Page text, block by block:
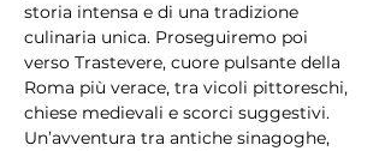
storia intensa e di una tradizione
culinaria unica. Proseguiremo poi
verso Trastevere, cuore pulsante della
Roma più verace, tra vicoli pittoreschi,
chiese medievali e scorci suggestivi.
Un’avventura tra antiche sinagoghe,